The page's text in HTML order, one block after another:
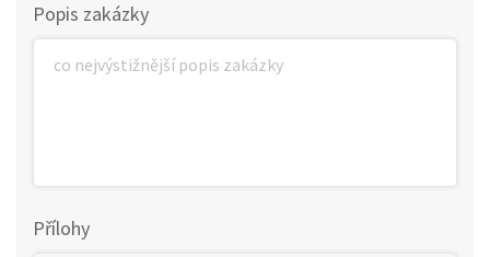
Popis zakázky
Přílohy